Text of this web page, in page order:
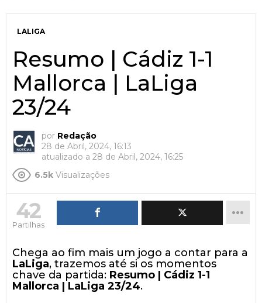
LALIGA
Resumo | Cádiz 1-1
Mallorca | LaLiga
23/24
por Redação
28 de Abril, 2024, 16:13
atualizado a 28 de Abril, 2024, 16:25
6.5k Visualizações
42
Partilhas
Chega ao fim mais um jogo a contar para a
LaLiga, trazemos até si os momentos
chave da partida: Resumo | Cádiz 1-1
Mallorca | LaLiga 23/24.